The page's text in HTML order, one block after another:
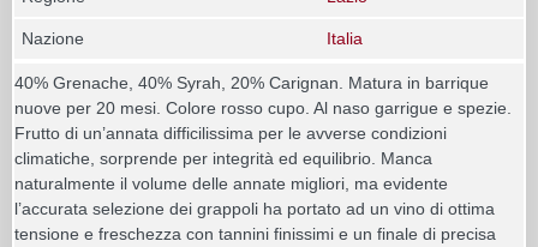
Nazione Italia
40% Grenache, 40% Syrah, 20% Carignan. Matura in barrique
nuove per 20 mesi. Colore rosso cupo. Al naso garrigue e spezie.
Frutto di un’annata difficilissima per le avverse condizioni
climatiche, sorprende per integrità ed equilibrio. Manca
naturalmente il volume delle annate migliori, ma evidente
l’accurata selezione dei grappoli ha portato ad un vino di ottima
tensione e freschezza con tannini finissimi e un finale di precisa